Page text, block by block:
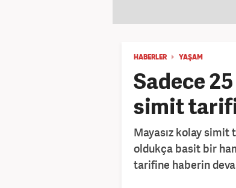
HABERLER YAŞAM
Sadece
simit
Mayasız kolay
oldukça basit bir
tarifine haberin